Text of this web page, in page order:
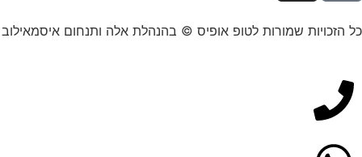
כל הזכויות שמורות לטופ אופיס © בהנהלת אלה ותנחום איסמאילוב